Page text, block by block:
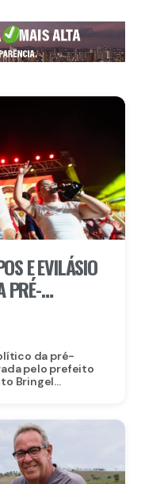
E EVILÁSIO
PRÉ-
da pré-
pelo prefeito
Bringel...